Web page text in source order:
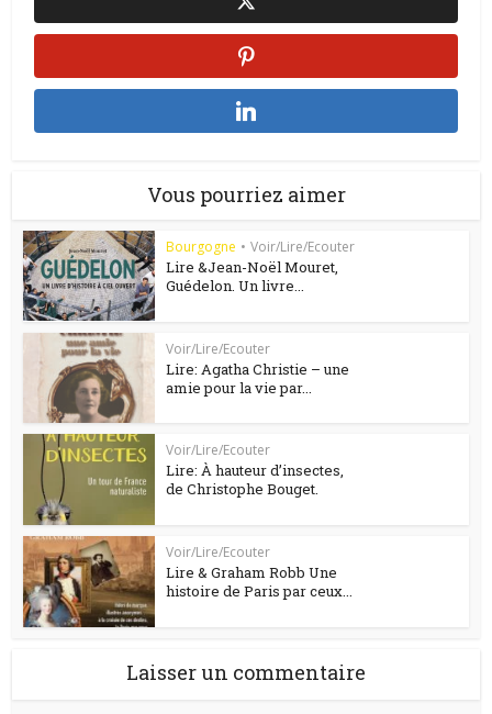
Vous pourriez aimer
Bourgogne • Voir/Lire/Ecouter
Lire &Jean-Noël Mouret,
Guédelon. Un livre...
Voir/Lire/Ecouter
Lire: Agatha Christie – une
amie pour la vie par...
Voir/Lire/Ecouter
Lire: À hauteur d’insectes,
de Christophe Bouget.
Voir/Lire/Ecouter
Lire & Graham Robb Une
histoire de Paris par ceux...
Laisser un commentaire